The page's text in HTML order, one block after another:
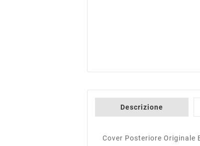
Descrizione
Cover Posteriore Originale